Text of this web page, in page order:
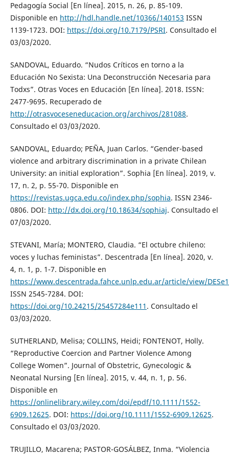
Pedagogía Social [En línea]. 2015, n. 26, p. 85-109.
Disponible en http://hdl.handle.net/10366/140153 ISSN
1139-1723. DOI: https://doi.org/10.7179/PSRI. Consultado el
03/03/2020.
SANDOVAL, Eduardo. “Nudos Críticos en torno a la
Educación No Sexista: Una Deconstrucción Necesaria para
Todxs”. Otras Voces en Educación [En línea]. 2018. ISSN:
2477-9695. Recuperado de
http://otrasvoceseneducacion.org/archivos/281088.
Consultado el 03/03/2020.
SANDOVAL, Eduardo; PEÑA, Juan Carlos. “Gender-based
violence and arbitrary discrimination in a private Chilean
University: an initial exploration”. Sophia [En línea]. 2019, v.
17, n. 2, p. 55-70. Disponible en
https://revistas.ugca.edu.co/index.php/sophia. ISSN 2346-
0806. DOI: http://dx.doi.org/10.18634/sophiaj. Consultado el
07/03/2020.
STEVANI, María; MONTERO, Claudia. “El octubre chileno:
voces y luchas feministas”. Descentrada [En línea]. 2020, v.
4, n. 1, p. 1-7. Disponible en
https://www.descentrada.fahce.unlp.edu.ar/article/view/
ISSN 2545-7284. DOI:
https://doi.org/10.24215/25457284e111 . Consultado el
03/03/2020.
SUTHERLAND, Melisa; COLLINS, Heidi; FONTENOT, Holly.
“Reproductive Coercion and Partner Violence Among
College Women”. Journal of Obstetric, Gynecologic &
Neonatal Nursing [En línea]. 2015, v. 44, n. 1, p. 56.
Disponible en
https://onlinelibrary.wiley.com/doi/epdf/10.1111/1552-
6909.12625. DOI: https://doi.org/10.1111/1552-6909.12625.
Consultado el 03/03/2020.
TRUJILLO, Macarena; PASTOR-GOSÁLBEZ, Inma. “Violencia